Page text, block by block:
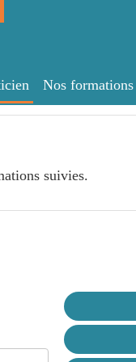
Nos formations
suivies.